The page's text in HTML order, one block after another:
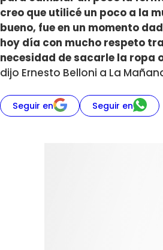
creo que utilicé un poco a la
bueno, fue en un momento
hoy día con mucho respeto
necesidad de sacarle la ropa
dijo Ernesto Belloni a La
Seguir en Seguir en